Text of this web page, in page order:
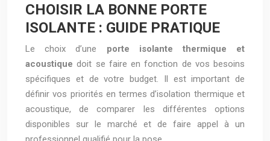
CHOISIR LA BONNE PORTE
ISOLANTE : GUIDE PRATIQUE
Le choix d’une porte isolante thermique et
acoustiquedoit se faire en fonction de vos besoins
spécifiques et de votre budget. Il est important de
définir vos priorités en termes d’isolation thermique et
acoustique, de comparer les différentes options
disponibles sur le marché et de faire appel à un